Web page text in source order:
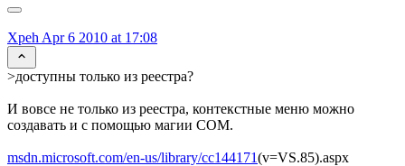
Xpeh Apr 6 2010 at 17:08
>доступны только из реестра?
И вовсе не только из реестра, контекстные меню можно
создавать и с помощью магии COM.
msdn.microsoft.com/en-us/library/cc144171(v=VS.85).aspx